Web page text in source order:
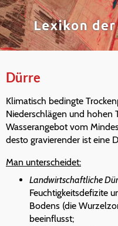
Dürre
Klimatisch bedingte
Niederschlägen und hohen
Wasserangebot vom
desto gravierender ist eine
Man unterscheidet:
Landwirtschaftliche
Feuchtigkeitsdefizite
Bodens (die
beeinflusst;